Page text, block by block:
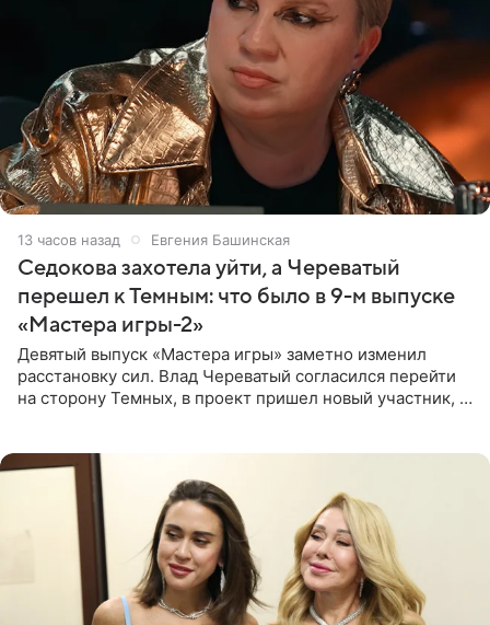
13 часов назад Евгения Башинская
Седокова захотела уйти, а Череватый
перешел к Темным: что было в 9-м выпуске
«Мастера игры-2»
Девятый выпуск «Мастера игры» заметно изменил
расстановку сил. Влад Череватый согласился перейти
на сторону Темных, в проект пришел новый участник, а